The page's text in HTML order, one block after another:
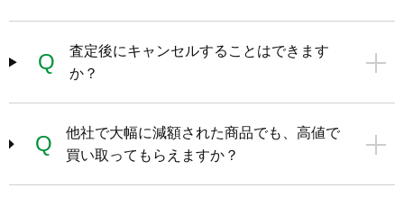
Q
査定後にキャンセルすることはできます
か？
Q
他社で大幅に減額された商品でも、高値で
買い取ってもらえますか？